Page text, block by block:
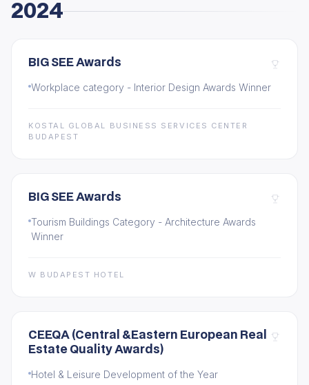
2024
BIG SEE Awards
Workplace category - Interior Design Awards Winner
KOSTAL GLOBAL BUSINESS SERVICES CENTER
BUDAPEST
BIG SEE Awards
Tourism Buildings Category - Architecture Awards
Winner
W BUDAPEST HOTEL
CEEQA (Central &Eastern European Real
Estate Quality Awards)
Hotel & Leisure Development of the Year